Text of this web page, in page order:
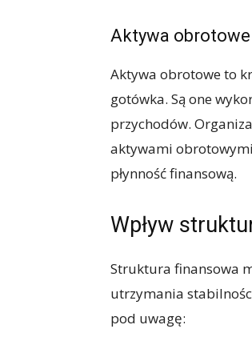
Aktywa obrotowe
Aktywa obrotowe to
gotówka. Są one
przychodów.
aktywami
płynność finansową.
Wpływ
Struktura finansowa
utrzymania
pod uwagę: